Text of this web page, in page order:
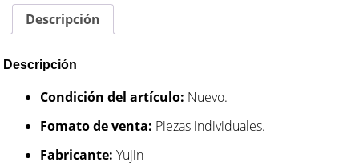
Descripción
Descripción
Condición del artículo: Nuevo.
Fomato de venta: Piezas individuales.
Fabricante: Yujin